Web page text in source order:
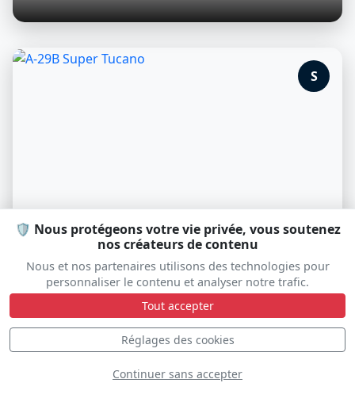
🛡️ Nous protégeons votre vie privée, vous soutenez
nos créateurs de contenu
Nous et nos partenaires utilisons des technologies pour
personnaliser le contenu et analyser notre trafic.
Tout accepter
Réglages des cookies
Continuer sans accepter
S
A-29B Super Tucano